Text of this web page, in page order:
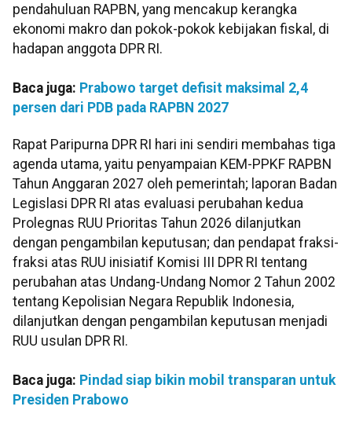
pendahuluan RAPBN, yang mencakup kerangka
ekonomi makro dan pokok-pokok kebijakan fiskal, di
hadapan anggota DPR RI.
Baca juga: Prabowo target defisit maksimal 2,4
persen dari PDB pada RAPBN 2027
Rapat Paripurna DPR RI hari ini sendiri membahas tiga
agenda utama, yaitu penyampaian KEM-PPKF RAPBN
Tahun Anggaran 2027 oleh pemerintah; laporan Badan
Legislasi DPR RI atas evaluasi perubahan kedua
Prolegnas RUU Prioritas Tahun 2026 dilanjutkan
dengan pengambilan keputusan; dan pendapat fraksi-
fraksi atas RUU inisiatif Komisi III DPR RI tentang
perubahan atas Undang-Undang Nomor 2 Tahun 2002
tentang Kepolisian Negara Republik Indonesia,
dilanjutkan dengan pengambilan keputusan menjadi
RUU usulan DPR RI.
Baca juga: Pindad siap bikin mobil transparan untuk
Presiden Prabowo